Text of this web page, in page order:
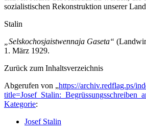
sozialistischen Rekonstruktion unserer
Stalin
„Selskochosjaistwennaja Gaseta“
1. März 1929.
Zurück zum Inhaltsverzeichnis
Abgerufen von „https://archiv.redflag.ps/
Kategorie:
Josef Stalin